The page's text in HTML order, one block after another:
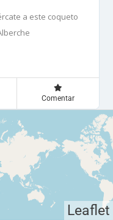
a este coqueto
Comentar
Leaflet